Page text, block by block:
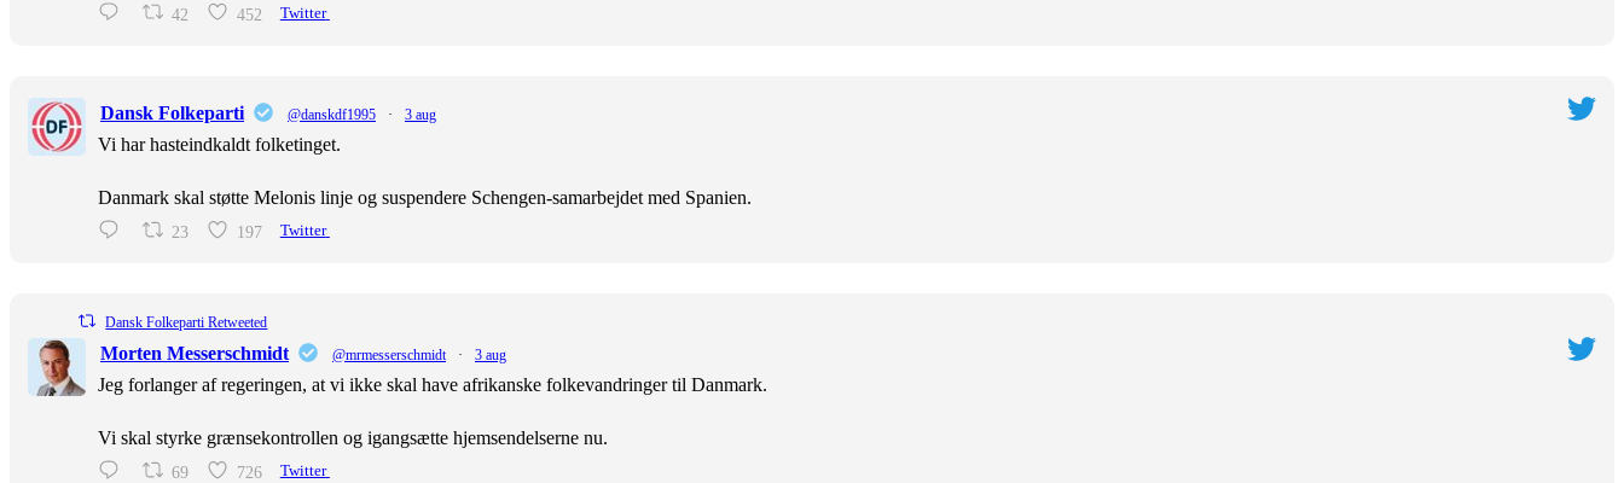
42 452 Twitter
Dansk Folkeparti @danskdf1995 · 3 aug
Vi har hasteindkaldt folketinget.
Danmark skal støtte Melonis linje og suspendere Schengen-samarbejdet med Spanien.
23 197 Twitter
Dansk Folkeparti Retweeted
Morten Messerschmidt @mrmesserschmidt · 3 aug
Jeg forlanger af regeringen, at vi ikke skal have afrikanske folkevandringer til Danmark.
Vi skal styrke grænsekontrollen og igangsætte hjemsendelserne nu.
69 726 Twitter